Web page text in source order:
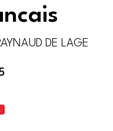
DE LAGE